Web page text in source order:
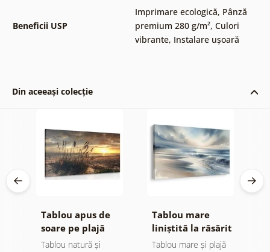
Beneficii USP
Imprimare ecologică, Pânză
premium 280 g/m², Culori
vibrante, Instalare ușoară
Din aceeași colecție
Tablou apus de
soare pe plajă
Tablou natură și
Tablou mare
liniștită la răsărit
Tablou mare și plajă